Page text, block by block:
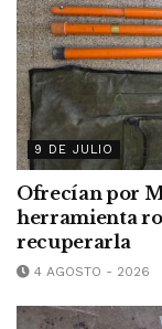
9 DE JULIO
Ofrecían por
herramienta
recuperarla
4 AGOSTO - 2026